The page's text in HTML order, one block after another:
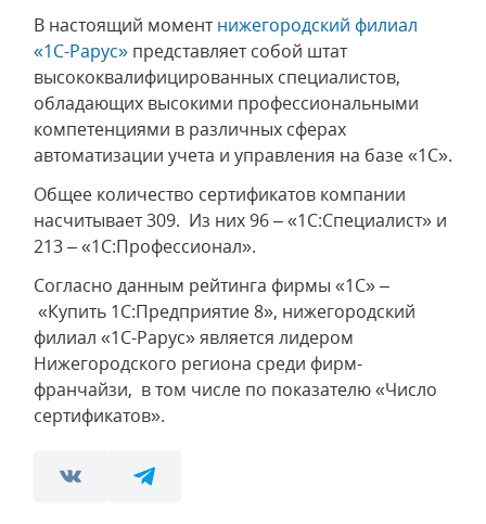
В настоящий моментнижегородский филиал
«1С-Рарус» представляет собой штат
высококвалифицированных специалистов,
обладающих высокими профессиональными
компетенциями в различных сферах
автоматизации учета и управления на базе «1С».
Общее количество сертификатов компании
насчитывает 309. Из них 96 – «1С:Специалист» и
213 – «1С:Профессионал».
Согласно данным рейтинга фирмы «1С» –
«Купить 1С:Предприятие 8», нижегородский
филиал «1С-Рарус» является лидером
Нижегородского региона среди фирм-
франчайзи, в том числе по показателю «Число
сертификатов».